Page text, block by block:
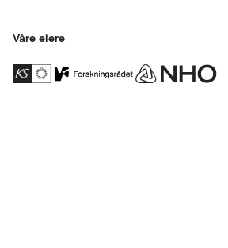
Våre eiere